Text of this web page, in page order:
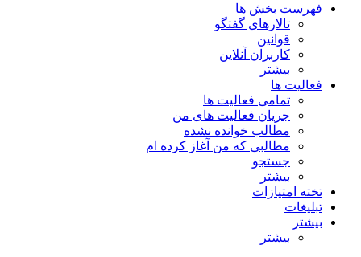
فهرست بخش ها
تالارهای گفتگو
قوانین
کاربران آنلاین
بیشتر
فعالیت ها
تمامی فعالیت ها
جریان فعالیت های من
مطالب خوانده نشده
مطالبی که من آغاز کرده ام
جستجو
بیشتر
تخته امتیازات
تبلیغات
بیشتر
بیشتر